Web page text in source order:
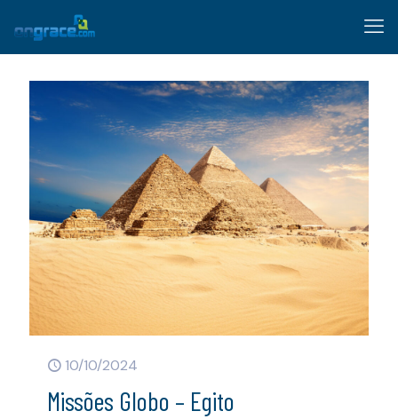
10/10/2024
Missões Globo – Egito